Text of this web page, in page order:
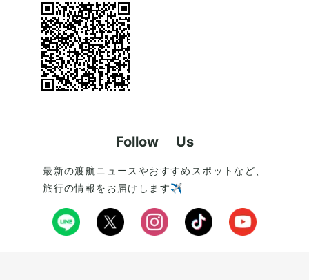
Follow Us
最新の渡航ニュースやおすすめスポットなど、
旅行の情報をお届けします✈️